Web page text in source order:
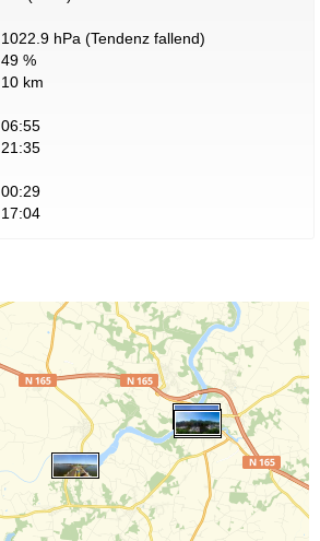
1022.9 hPa (Tendenz fallend)
49 %
10 km
06:55
21:35
00:29
17:04